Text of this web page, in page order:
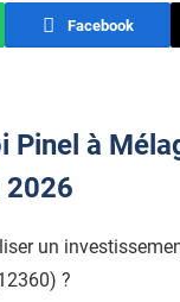
Facebook
Pinel à
2026
un
?